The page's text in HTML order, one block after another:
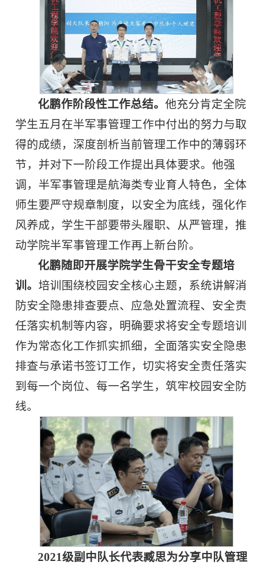
化鹏作阶段性工作总结。他充分肯定全院
学生五月在半军事管理工作中付出的努力与取
得的成绩，深度剖析当前管理工作中的薄弱环
节，并对下一阶段工作提出具体要求。他强
调，半军事管理是航海类专业育人特色，全体
师生要严守规章制度，以安全为底线，强化作
风养成，学生干部要带头履职、从严管理，推
动学院半军事管理工作再上新台阶。
化鹏随即开展学院学生骨干安全专题培
训。 培训围绕校园安全核心主题，系统讲解消
防安全隐患排查要点、应急处置流程、安全责
任落实机制等内容，明确要求将安全专题培训
作为常态化工作抓实抓细，全面落实安全隐患
排查与承诺书签订工作，切实将安全责任落实
到每一个岗位、每一名学生，筑牢校园安全防
线。
2021级副中队长代表臧思为分享中队管理